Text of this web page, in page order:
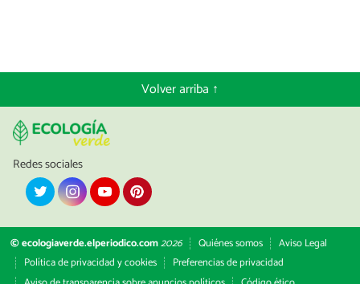
Volver arriba ↑
Redes sociales
© ecologiaverde.elperiodico.com2026 Quiénes somos
Aviso Legal
Política de privacidad y cookies
Preferencias de privacidad